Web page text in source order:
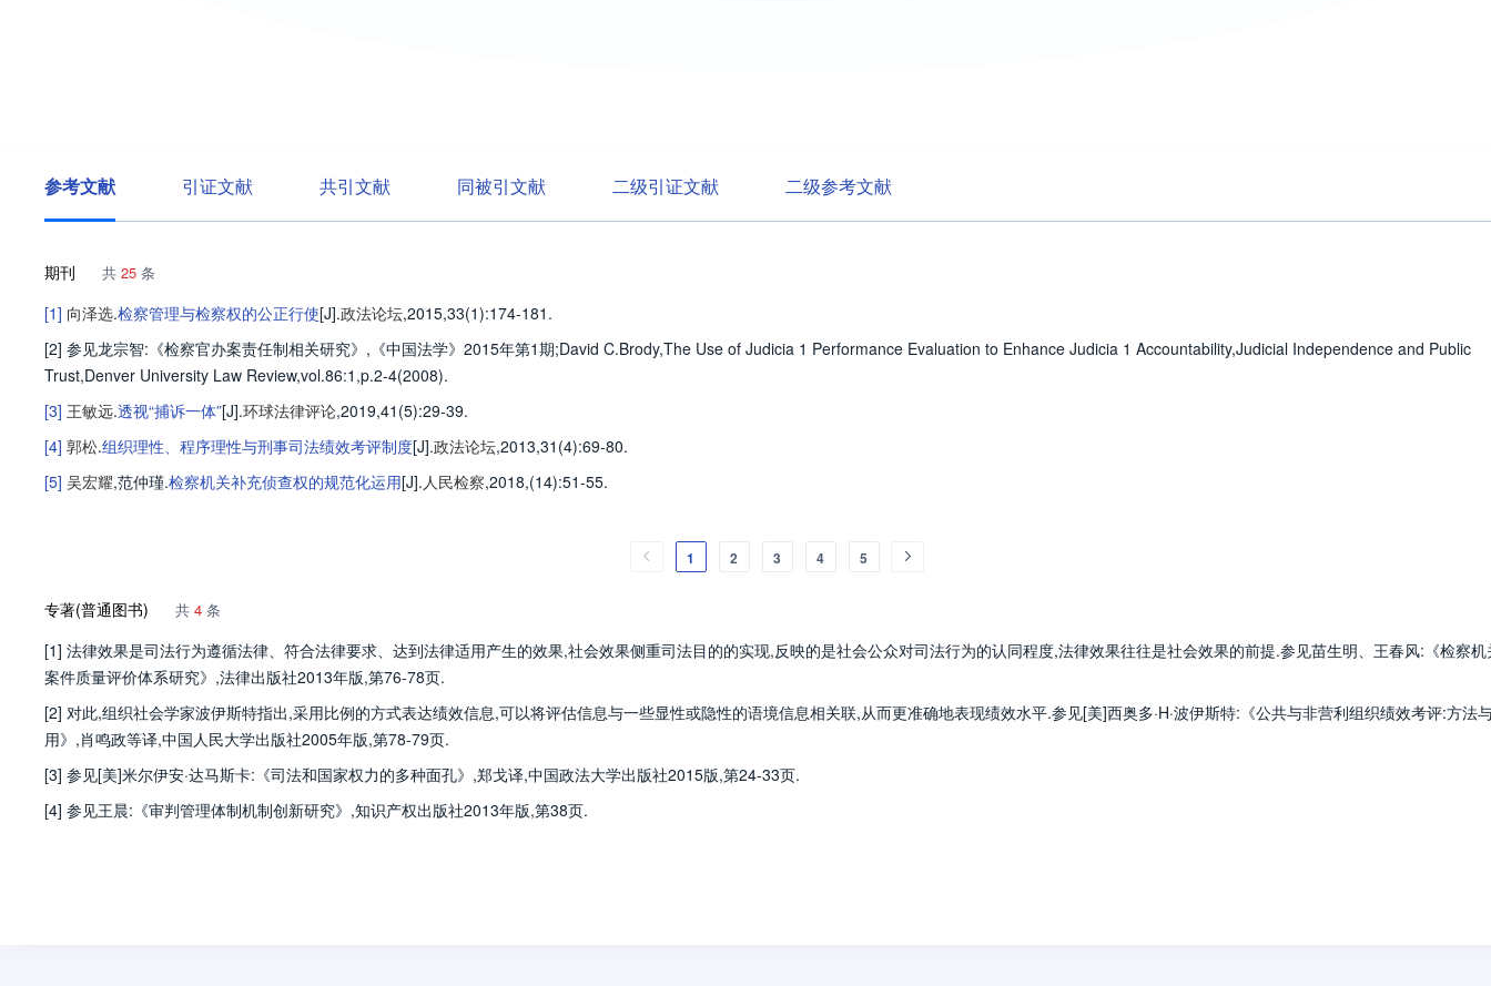
参考文献 引证文献 共引文献 同被引文献 二级引证文献 二级参考文献
期刊 共 25 条
[1] 向泽选.检察管理与检察权的公正行使[J].政法论坛,2015,33(1):174-181 .
[2] 参见龙宗智:《检察官办案责任制相关研究》,《中国法学》2015年第1期;David C.Brody,The Use of Judicia 1 Performance Evaluation to Enhance Judicia 1 Accountability,Judicial Independence and Public
Trust,Denver University Law Review,vol.86:1,p.2-4(2008).
[3] 王敏远.透视“捕诉一体”[J].环球法律评论,2019,41(5):29-39.
[4] 郭松.组织理性、程序理性与刑事司法绩效考评制度[J].政法论坛,2013,31(4):69-80.
[5] 吴宏耀,范仲瑾.检察机关补充侦查权的规范化运用[J]. 人民检察,2018,(14):51-55.
1 2 3 4 5
专著(普通图书) 共 4 条
[1] 法律效果是司法行为遵循法律、符合法律要求、达到法律适用产生的效果,社会效果侧重司法目的的实现,反映的是社会公众对司法行为的认同程度,法律效果往往是社会效果的前提.参见苗生明、王春风:《检察机
案件质量评价体系研究》,法律出版社2013年版,第76-78页.
[2] 对此,组织社会学家波伊斯特指出,采用比例的方式表达绩效信息,可以将评估信息与一些显性或隐性的语境信息相关联,从而更准确地表现绩效水平.参见[美]西奥多·H·波伊斯特:《公共与非营利组织绩效考评:方法
用》,肖鸣政等译,中国人民大学出版社2005年版,第78-79页.
[3] 参见[美]米尔伊安·达马斯卡:《司法和国家权力的多种面孔》,郑戈译,中国政法大学出版社2015版,第24-33页.
[4] 参见王晨:《审判管理体制机制创新研究》,知识产权出版社2013年版,第38页.